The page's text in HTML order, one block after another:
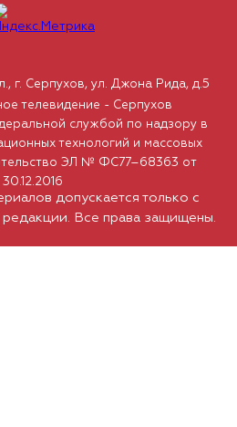
допускается только с
редакции. Все права защищены.
г. Серпухов, ул. Джона Рида, д.5
телевидение - Серпухов
службой по надзору в
технологий и массовых
ЭЛ № ФС77–68363 от
30.12.2016